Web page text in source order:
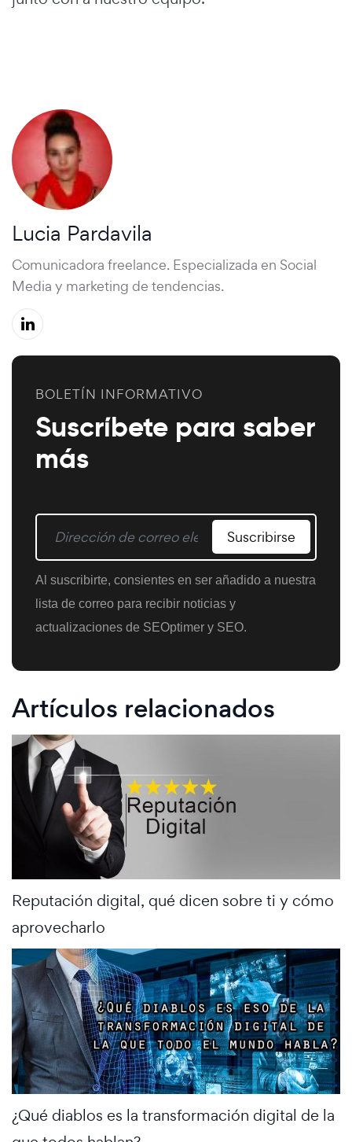
Lucia Pardavila
Comunicadora freelance. Especializada en Social
Media y marketing de tendencias.
BOLETÍN INFORMATIVO
Suscríbete para saber
más
Suscribirse
Al suscribirte, consientes en ser añadido a nuestra
lista de correo para recibir noticias y
actualizaciones de SEOptimer y SEO.
Artículos relacionados
Reputación digital, qué dicen sobre ti y cómo
aprovecharlo
¿Qué diablos es la transformación digital de la